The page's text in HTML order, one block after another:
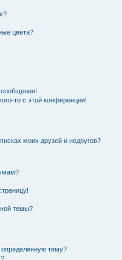
цвета?
то с этой конференции!
моих друзей и недругов?
темы?
определённую тему?